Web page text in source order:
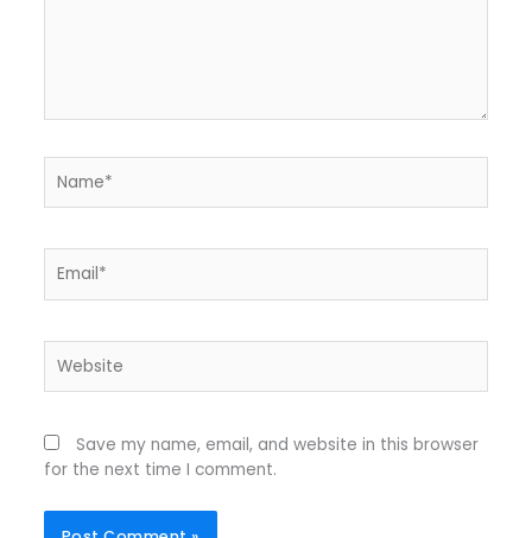
Save my name, email, and website in this browser
for the next time I comment.